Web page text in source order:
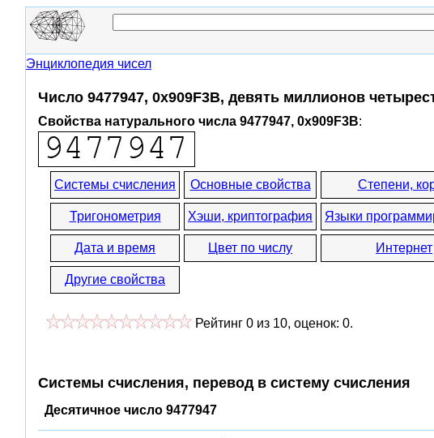
Энциклопедия чисел
Число 9477947, 0x909F3B, девять миллионов
Свойства натурального числа 9477947, 0x909F3B:
Системы счисления Основные свойства Степени,
Тригонометрия Хэши, криптография Языки
Дата и время Цвет по числу Интернет
Другие свойства
Рейтинг 0 из 10, оценок: 0.
Системы счисления, перевод в систему счисления
Десятичное число 9477947